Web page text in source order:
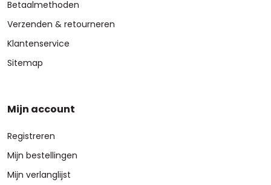
Betaalmethoden
Verzenden & retourneren
Klantenservice
Sitemap
Mijn account
Registreren
Mijn bestellingen
Mijn verlanglijst